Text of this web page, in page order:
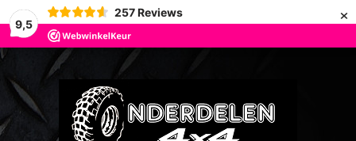
9,5
257 Reviews ×